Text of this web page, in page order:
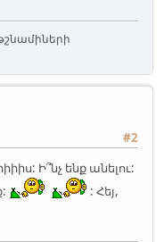
#2
Ի՞նչ ենք անելու:
: Հեյ,